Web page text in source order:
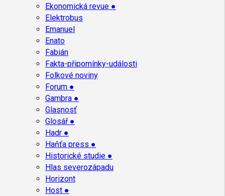
Ekonomická revue ●
Elektrobus
Emanuel
Enato
Fabián
Fakta-připomínky-události
Folkové noviny
Forum ●
Gambra ●
Glasnosť
Glosář ●
Hadr ●
Haňťa press ●
Historické studie ●
Hlas severozápadu
Horizont
Host ●